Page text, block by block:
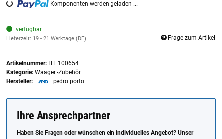
Loading... Komponenten werden geladen ...
verfügbar
Lieferzeit: 19 - 21 Werktage (DE) Frage zum Artikel
Artikelnummer: ITE.100654
Kategorie: Waagen-Zubehör
Hersteller:
pedro porto
Ihre Ansprechpartner
Haben Sie Fragen oder wünschen ein individuelles Angebot? Unser